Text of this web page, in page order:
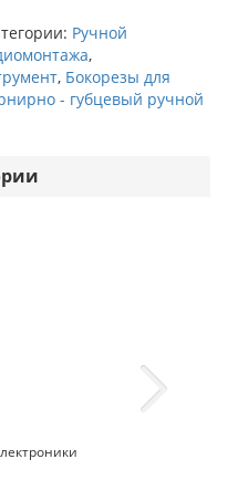
Ручной
,
, Бокорезы для
- губцевый ручной